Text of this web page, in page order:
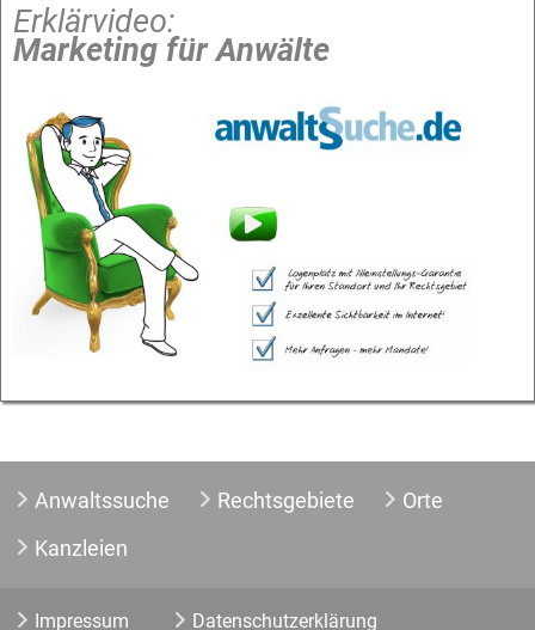
Erklärvideo:
Marketing für Anwälte
Anwaltssuche Rechtsgebiete
Orte
Kanzleien
Impressum Datenschutzerklärung